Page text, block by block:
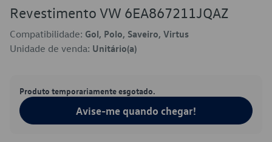
Revestimento VW 6EA867211JQAZ
Compatibilidade: Gol, Polo, Saveiro, Virtus
Unidade de venda: Unitário(a)
Produto temporariamente esgotado.
Avise-me quando chegar!